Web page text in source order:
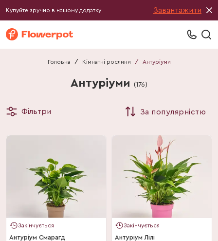
Купуйте зручно в нашому додатку Завантажити
Головна / Кімнатні рослини / Антуріуми
Антуріуми (176)
Фільтри За популярністю
Закінчується
Антуріум Смарагд
Закінчується
Антуріум Лілі